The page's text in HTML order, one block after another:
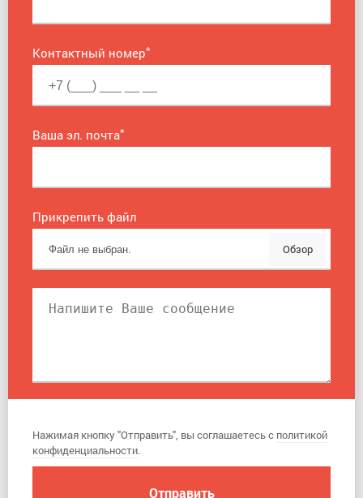
Контактный номер*
Ваша эл. почта*
Прикрепить файл
Обзор
Нажимая кнопку "Отправить", вы соглашаетесь с политикой
конфиденциальности.